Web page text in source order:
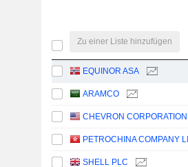
Zu einer Liste hinzufügen
EQUINOR ASA
ARAMCO
CHEVRON CORPORATION
SHELL PLC